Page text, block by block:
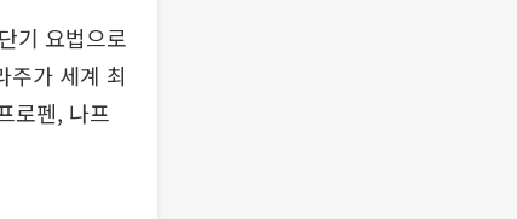
기 요법으로
주가 세계 최
로펜, 나프